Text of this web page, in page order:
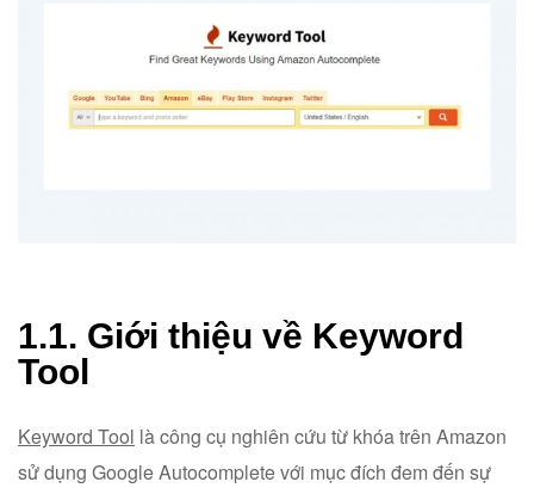
1.1. Giới thiệu về Keyword
Tool
Keyword Tool là công cụ nghiên cứu từ khóa trên Amazon
sử dụng Google Autocomplete với mục đích đem đến sự